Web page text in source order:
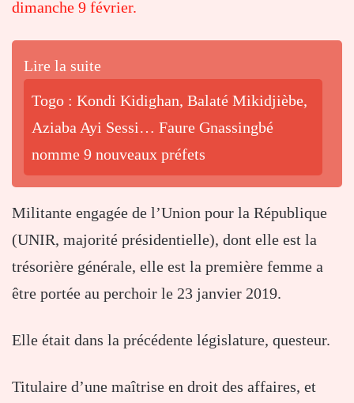
dimanche 9 février.
Lire la suite
Togo : Kondi Kidighan, Balaté Mikidjièbe,
Aziaba Ayi Sessi… Faure Gnassingbé
nomme 9 nouveaux préfets
Militante engagée de l’Union pour la République
(UNIR, majorité présidentielle), dont elle est la
trésorière générale, elle est la première femme a
être portée au perchoir le 23 janvier 2019.
Elle était dans la précédente législature, questeur.
Titulaire d’une maîtrise en droit des affaires, et